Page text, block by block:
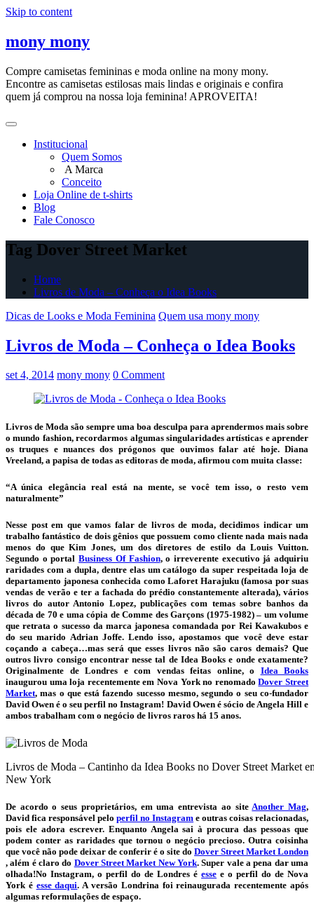
Skip to content
mony mony
Compre camisetas femininas e moda online na mony mony.
Encontre as camisetas estilosas mais lindas e originais e confira
quem já comprou na nossa loja feminina! APROVEITA!
Institucional
Quem Somos
A Marca
Conceito
Loja Online de t-shirts
Blog
Fale Conosco
Tag Dover Street Market
Home
Livros de Moda – Conheça o Idea Books
Dicas de Looks e Moda Feminina Quem usa mony mony
Livros de Moda – Conheça o Idea Books
set 4, 2014 mony mony 0 Comment
Livros de Moda são sempre uma boa desculpa para aprendermos mais sobre
o mundo fashion, recordarmos algumas singularidades artísticas e aprender
os truques e nuances dos prógonos que ouvimos falar até hoje. Diana
Vreeland, a papisa de todas as editoras de moda, afirmou com muita classe:
“A única elegância real está na mente, se você tem isso, o resto vem
naturalmente”
Nesse post em que vamos falar de livros de moda, decidimos indicar um
trabalho fantástico de dois gênios que possuem como cliente nada mais nada
menos do que Kim Jones, um dos diretores de estilo da Louis Vuitton.
Segundo o portalBusiness Of Fashion, o irreverente executivo já adquiriu
raridades com a dupla, dentre elas um catálogo da super respeitada loja de
departamento japonesa conhecida como Laforet Harajuku (famosa por suas
vendas de verão e ter a fachada do prédio constantemente alterada), vários
livros do autor Antonio Lopez, publicações com temas sobre banhos da
década de 70 e uma cópia de Comme des Garçons (1975-1982) – um volume
que retrata o sucesso da marca japonesa comandada por Rei Kawakubos e
do seu marido Adrian Joffe. Lendo isso, apostamos que você deve estar
coçando a cabeça…mas será que esses livros não são caros demais? Que
outros livro consigo encontrar nesse tal de Idea Books e onde exatamente?
Originalmente de Londres e com vendas feitas online, o Idea Books
inaugurou uma loja recentemente em Nova York no renomadoDover Street
Market, mas o que está fazendo sucesso mesmo, segundo o seu co-fundador
David Owen é o seu perfil no Instagram! David Owen é sócio de Angela Hill e
ambos trabalham com o negócio de livros raros há 15 anos.
Livros de Moda – Cantinho da Idea Books no Dover Street Market
New York
De acordo o seus proprietários, em uma entrevista ao siteAnother Mag,
David fica responsável pelo perfil no Instagram e outras coisas relacionadas,
pois ele adora escrever. Enquanto Angela sai à procura das pessoas que
podem conter as raridades que tornou o negócio precioso. Outra coisinha
que você não pode deixar de conferir é o site do Dover Street Market London
, além é claro do Dover Street Market New York. Super vale a pena dar uma
olhada!No Instagram, o perfil do de Londres é esse e o perfil do de Nova
York é esse daqui. A versão Londrina foi reinaugurada recentemente após
algumas reformulações de espaço.